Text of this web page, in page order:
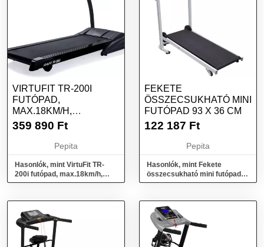
VIRTUFIT TR-200I
FUTÓPAD,
MAX.18KM/H,
ÖSSZECSUKHATÓ,
359 890 Ft
Pepita
Hasonlók, mint VirtuFit TR-
200i futópad, max.18km/h,
összecsukható, max.140kg,
FEKETE
ÖSSZECSUKHATÓ MINI
FUTÓPAD 93 X 36 CM
122 187 Ft
Pepita
Hasonlók, mint Fekete
összecsukható mini futópad
93 x 36 cm